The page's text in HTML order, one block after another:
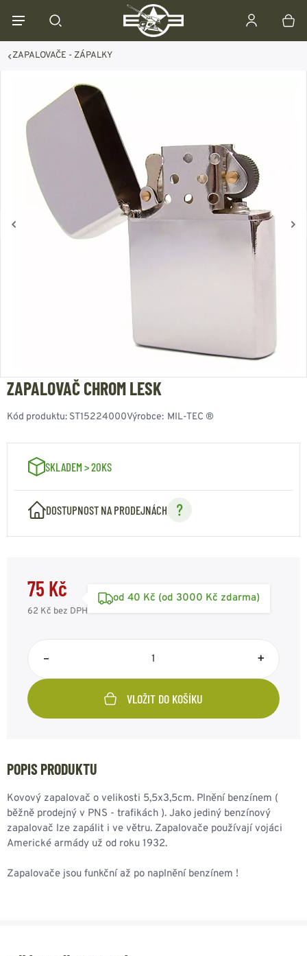
ZAPALOVAČE - ZÁPALKY
ZAPALOVAČ CHROM LESK
Kód produktu: ST15224000Výrobce: MIL-TEC ®
SKLADEM > 20KS
DOSTUPNOST NA PRODEJNÁCH
75 Kč
62 Kč bez DPH
od 40 Kč (od 3000 Kč zdarma)
– +
VLOŽIT DO KOŠÍKU
POPIS PRODUKTU
Kovový zapalovač o velikosti 5,5x3,5cm. Plnění benzínem (
běžně prodejný v PNS - trafikách ). Jako jediný benzínový
zapalovač lze zapálit i ve větru. Zapalovače používají vojáci
Americké armády už od roku 1932.
Zapalovače jsou funkční až po naplnění benzínem !